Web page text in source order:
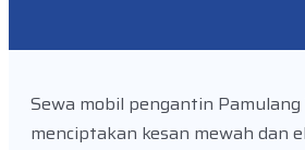
Sewa mobil pengantin
menciptakan kesan mewah dan